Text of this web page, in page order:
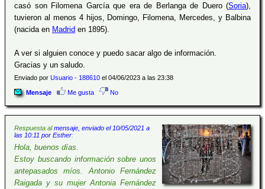
casó son Filomena García que era de Berlanga de Duero (Soria),
tuvieron al menos 4 hijos, Domingo, Filomena, Mercedes, y Balbina
(nacida en Madrid en 1895).
A ver si alguien conoce y puedo sacar algo de información.
Gracias y un saludo.
Enviado por Usuario - 188610 el 04/06/2023 a las 23:38
Mensaje Me gusta No
Respuesta almensaje, enviado el 10/05/2021 a
las 10:11 por Esther:
Hola, buenos días.
Estoy buscando información sobre unos
antepasados míos. Antonio Fernández
Raigada y su mujer Antonia Fernández